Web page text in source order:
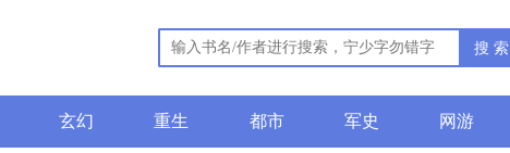
搜 索
玄幻 重生 都市 军史 网游